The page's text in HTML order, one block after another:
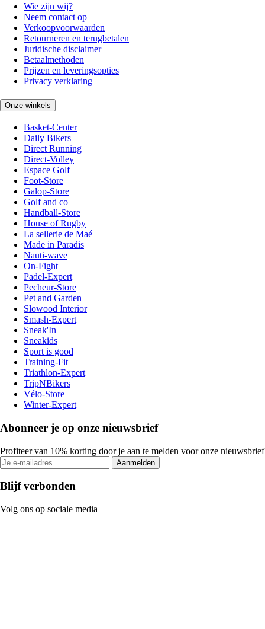
Wie zijn wij?
Neem contact op
Verkoopvoorwaarden
Retourneren en terugbetalen
Juridische disclaimer
Betaalmethoden
Prijzen en leveringsopties
Privacy verklaring
Onze winkels
Basket-Center
Daily Bikers
Direct Running
Direct-Volley
Espace Golf
Foot-Store
Galop-Store
Golf and co
Handball-Store
House of Rugby
La sellerie de Maé
Made in Paradis
Nauti-wave
On-Fight
Padel-Expert
Pecheur-Store
Pet and Garden
Slowood Interior
Smash-Expert
Sneak'In
Sneakids
Sport is good
Training-Fit
Triathlon-Expert
TripNBikers
Vélo-Store
Winter-Expert
Abonneer je op onze nieuwsbrief
Profiteer van 10% korting door je aan te melden voor onze nieuwsbrief
Aanmelden
Blijf verbonden
Volg ons op sociale media